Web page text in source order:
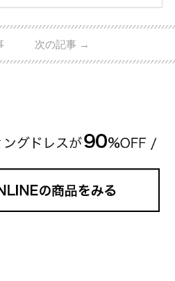
やカルティエ、ティファニーなど世界
ブランドまで幅広くご紹介。 さらに、
芸能人夫婦 ・リングの特徴や魅力 ・
次の記事 →